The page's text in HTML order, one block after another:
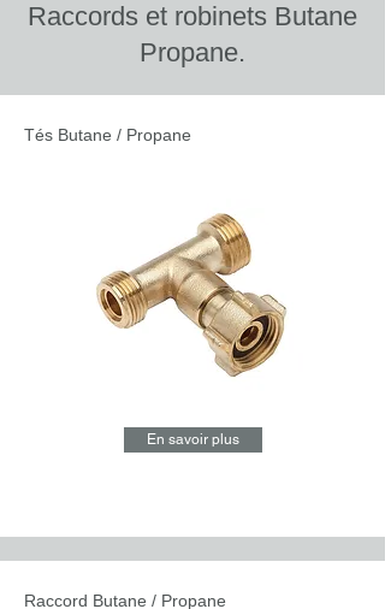
Raccords et robinets Butane
Propane.
Tés Butane / Propane
En savoir plus
Raccord Butane / Propane